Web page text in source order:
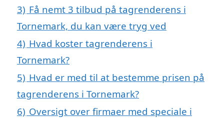
3) Få nemt 3 tilbud på tagrenderens i
Tornemark, du kan være tryg ved
4) Hvad koster tagrenderens i
Tornemark?
5) Hvad er med til at bestemme prisen på
tagrenderens i Tornemark?
6) Oversigt over firmaer med speciale i